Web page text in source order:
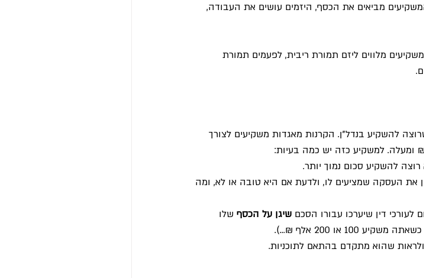
מביאים את הכסף, היזמים עושים את העבודה,
מלווים ליזם תמורת ריבית, לפעמים תמורת
להשקיע בנדל"ן. הקרנות מאגדות משקיעים לצורך
להשקיע סכום נמוך יותר.
את העסקה שמציעים לו, ולדעת אם היא טובה או לא, ומה
דין שיערכו עבורו הסכם שיגן על הכסף שלו
שהוא מתקדם בהתאם לתוכניות.